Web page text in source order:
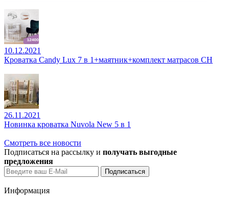
10.12.2021
Кроватка Candy Lux 7 в 1+маятник+комплект матрасов CH
26.11.2021
Новинка кроватка Nuvola New 5 в 1
Смотреть все новости
Подписаться на рассылку и получать выгодные
предложения
Информация